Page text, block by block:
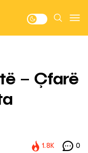
– Çfarë
1.8K 0